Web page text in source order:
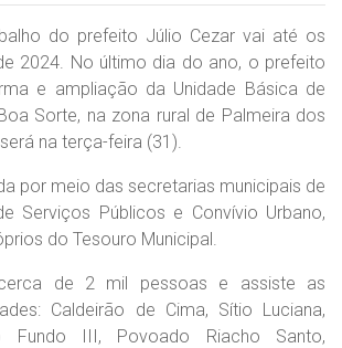
do prefeito Júlio Cezar vai até os
2024. No último dia do ano, o prefeito
e ampliação da Unidade Básica de
Sorte, na zona rural de Palmeira dos
na terça-feira (31).
por meio das secretarias municipais de
Serviços Públicos e Convívio Urbano,
do Tesouro Municipal.
de 2 mil pessoas e assiste as
Caldeirão de Cima, Sítio Luciana,
Fundo III, Povoado Riacho Santo,